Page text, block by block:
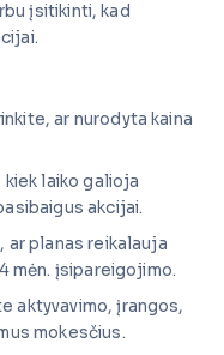
įsitikinti, kad
ar nurodyta kaina
laiko galioja
akcijai.
ar planas reikalauja
mėn. įsipareigojimo.
aktyvavimo, įrangos,
mokesčius.